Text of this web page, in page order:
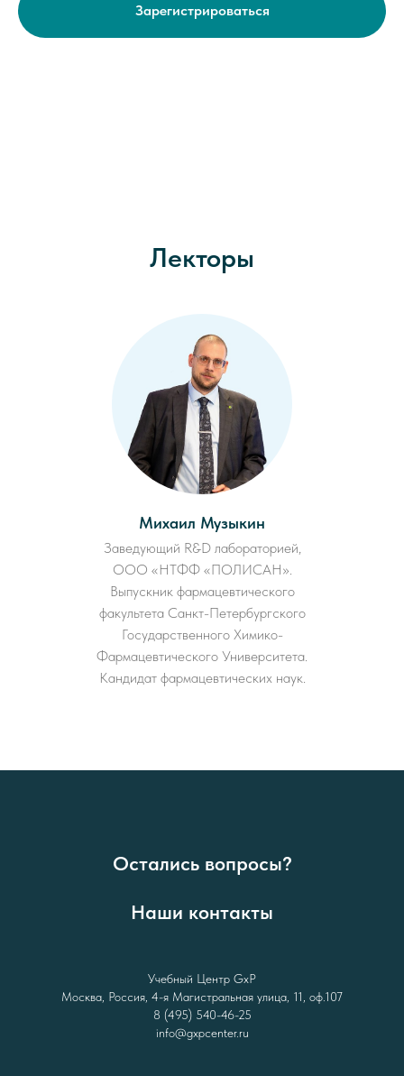
Зарегистрироваться
Лекторы
Михаил Музыкин
Заведующий R&D лабораторией,
ООО «НТФФ «ПОЛИСАН».
Выпускник фармацевтического
факультета Санкт-Петербургского
Государственного Химико-
Фармацевтического Университета.
Кандидат фармацевтических наук.
Остались вопросы?
Наши контакты
Учебный Центр GxP
Москва, Россия, 4-я Магистральная улица, 11, оф.107
8 (495) 540-46-25
info@gxpcenter.ru